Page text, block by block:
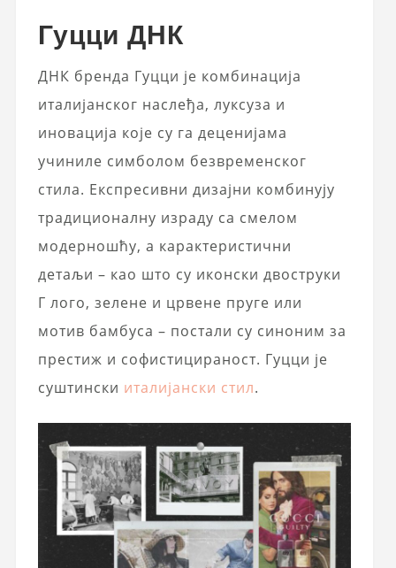
Гуцци ДНК
ДНК бренда Гуцци је комбинација
италијанског наслеђа, луксуза и
иновација које су га деценијама
учиниле симболом безвременског
стила. Експресивни дизајни комбинују
традиционалну израду са смелом
модерношћу, а карактеристични
детаљи – као што су иконски двоструки
Г лого, зелене и црвене пруге или
мотив бамбуса – постали су синоним за
престиж и софистицираност. Гуцци је
суштински италијански стил.